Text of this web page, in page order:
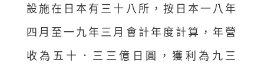
設施在日本有三十八所，按日本一八年
四月至一九年三月會計年度計算，年營
收為五十．三三億日圓，獲利為九三